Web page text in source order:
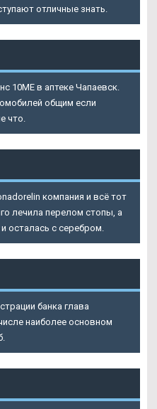
отличные знать.
10ME в аптеке Чапаевск.
общим если
что.
компания и всё тот
лечила перелом стопы, а
осталась с серебром.
банка глава
наиболее основном